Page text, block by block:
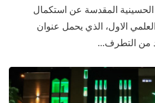
الحسينية المقدسة عن استكمال
العلمي الاول، الذي يحمل عنوان
من التطرف...